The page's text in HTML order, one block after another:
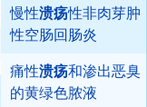
慢性溃疡性非肉芽肿
性空肠回肠炎
痛性溃疡和渗出恶臭
的黄绿色脓液